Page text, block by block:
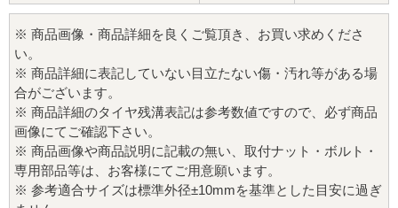
※ 商品画像・商品詳細を良くご覧頂き、お買い求めくださ
い。
※ 商品詳細に表記していない目立たない傷・汚れ等がある場
合がございます。
※ 商品詳細のタイヤ残溝表記は参考数値ですので、必ず商品
画像にてご確認下さい。
※ 商品画像や商品説明に記載の無い、取付ナット・ボルト・
専用部品等は、お客様にてご用意願います。
※ 参考適合サイズは標準外径±10mmを基準とした目安に過ぎ